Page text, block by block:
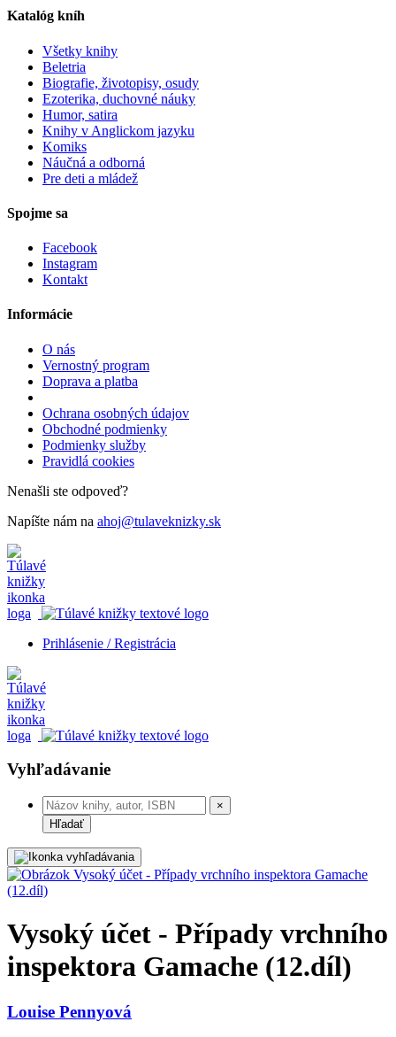
Katalóg kníh
Všetky knihy
Beletria
Biografie, životopisy, osudy
Ezoterika, duchovné náuky
Humor, satira
Knihy v Anglickom jazyku
Komiks
Náučná a odborná
Pre deti a mládež
Spojme sa
Facebook
Instagram
Kontakt
Informácie
O nás
Vernostný program
Doprava a platba
Ochrana osobných údajov
Obchodné podmienky
Podmienky služby
Pravidlá cookies
Nenašli ste odpoveď?
Napíšte nám na ahoj@tulaveknizky.sk
Prihlásenie / Registrácia
Vyhľadávanie
×
Hľadať
Vysoký účet - Případy vrchního
inspektora Gamache (12.díl)
Louise Pennyová